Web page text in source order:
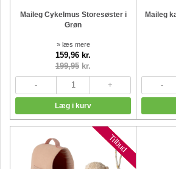
Maileg Cykelmus Storesøster i
Grøn
» læs mere
159,96 kr.
199,95 kr.
Maileg
Nyheder
Tilbud